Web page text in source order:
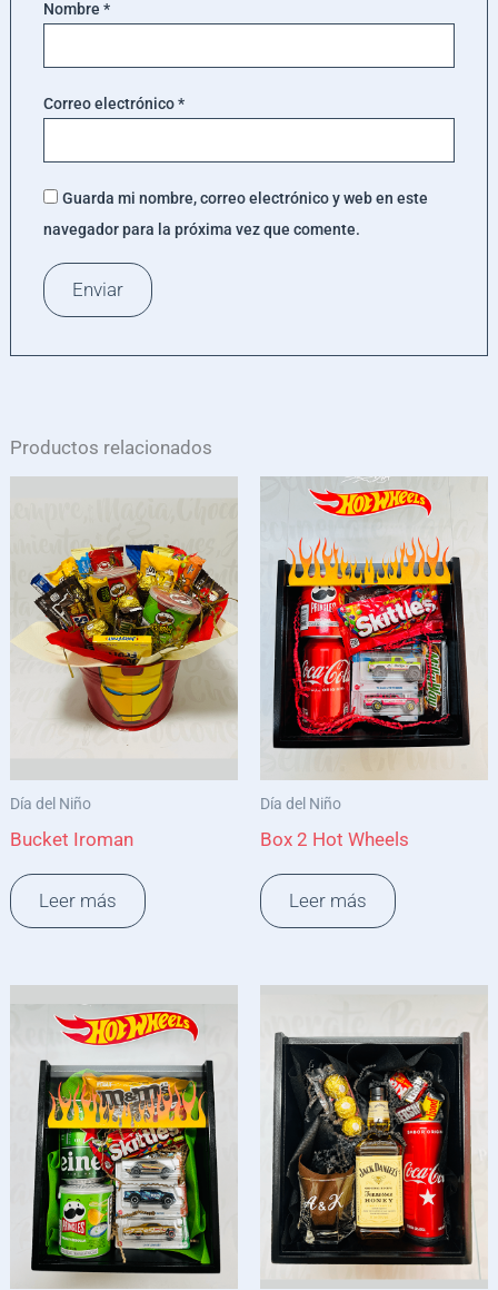
Nombre *
Correo electrónico*
Guarda mi nombre, correo electrónico y web en este
navegador para la próxima vez que comente.
Productos relacionados
Día del Niño
Bucket Iroman
Leer más
Día del Niño
Box 2 Hot Wheels
Leer más